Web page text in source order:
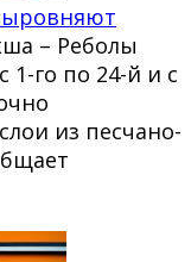
– Реболы
1-го по 24-й и с
из песчано-